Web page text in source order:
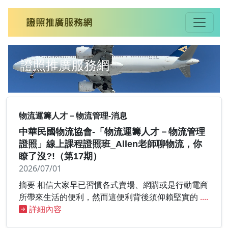
證照推廣服務網
物流運籌人才－物流管理-消息
中華民國物流協會-「物流運籌人才－物流管理
證照」線上課程證照班_Allen老師聊物流，你
瞭了沒?!（第17期）
2026/07/01
摘要 相信大家早已習慣各式賣場、網購或是行動電商
所帶來生活的便利，然而這便利背後須仰賴堅實的 ....
詳細內容